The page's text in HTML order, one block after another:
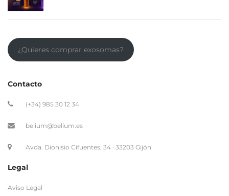
¿Quieres comprar exosomas?
Contacto
(+34) 985 30 12 34
belium@belium.es
Avda. Dionisio Cifuentes, 34 · 33203 Gijón
Legal
Aviso Legal